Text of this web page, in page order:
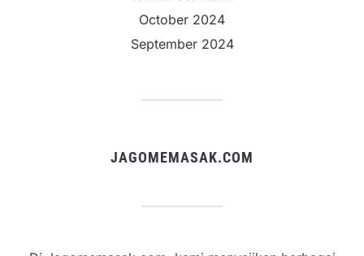
October 2024
September 2024
JAGOMEMASAK.COM